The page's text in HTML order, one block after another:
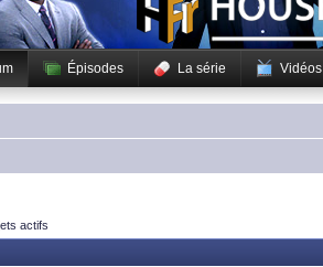
Épisodes La série Vidéos
actifs